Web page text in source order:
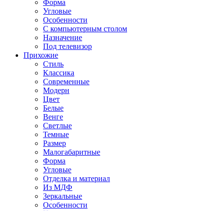
Форма
Угловые
Особенности
С компьютерным столом
Назначение
Под телевизор
Прихожие
Стиль
Классика
Современные
Модерн
Цвет
Белые
Венге
Светлые
Темные
Размер
Малогабаритные
Форма
Угловые
Отделка и материал
Из МДФ
Зеркальные
Особенности